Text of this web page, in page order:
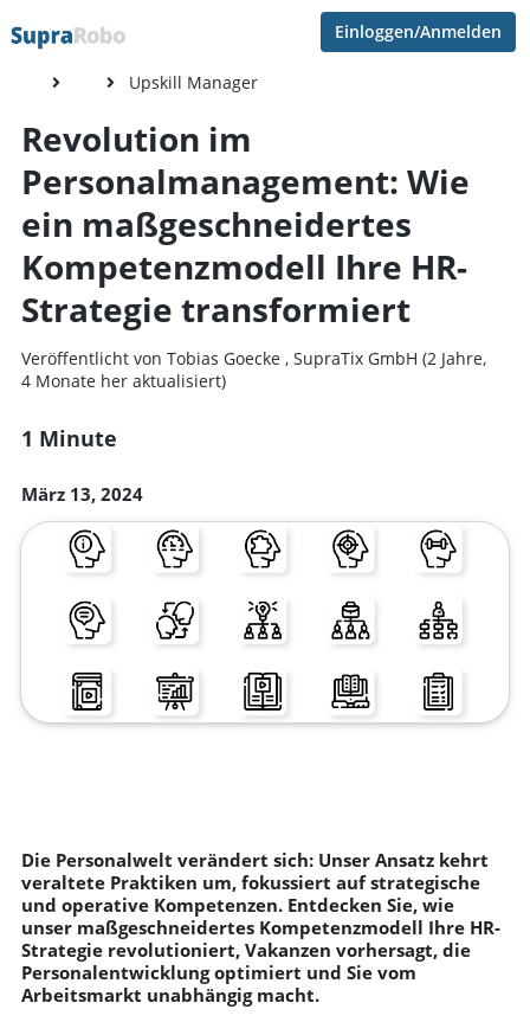
Einloggen/Anmelden
Upskill Manager
1 Minute
März 13, 2024
Revolution im
Personalmanagement: Wie
ein maßgeschneidertes
Kompetenzmodell Ihre HR-
Strategie transformiert
Veröffentlicht von Tobias Goecke, SupraTix GmbH (2 Jahre,
4 Monate her aktualisiert)
Die Personalwelt verändert sich: Unser Ansatz kehrt
veraltete Praktiken um, fokussiert auf strategische
und operative Kompetenzen. Entdecken Sie, wie
unser maßgeschneidertes Kompetenzmodell Ihre HR-
Strategie revolutioniert, Vakanzen vorhersagt, die
Personalentwicklung optimiert und Sie vom
Arbeitsmarkt unabhängig macht.